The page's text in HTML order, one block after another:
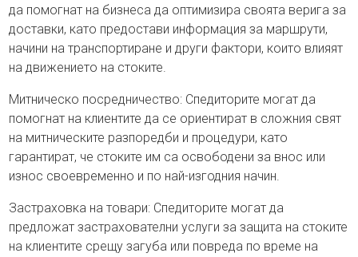
да помогнат на бизнеса да оптимизира своята верига за
доставки, като предостави информация за маршрути,
начини на транспортиране и други фактори, които влияят
на движението на стоките.
Митническо посредничество: Спедиторите могат да
помогнат на клиентите да се ориентират в сложния свят
на митническите разпоредби и процедури, като
гарантират, че стоките им са освободени за внос или
износ своевременно и по най-изгодния начин.
Застраховка на товари: Спедиторите могат да
предложат застрахователни услуги за защита на стоките
на клиентите срещу загуба или повреда по време на